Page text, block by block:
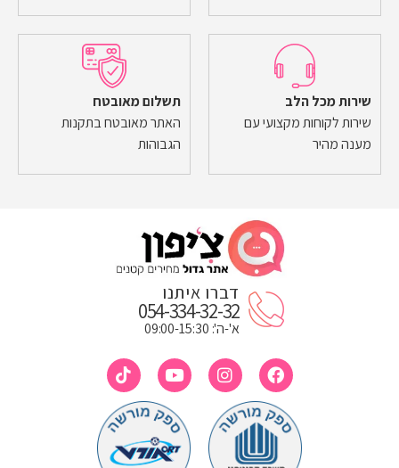
שירות מכל הלב
שירות לקוחות מקצועי עם
מענה מהיר
תשלום מאובטח
האתר מאובטח בתקנות
הגבוהות
דברו איתנו
054-334-32-32
א'-ה': 09:00-15:30